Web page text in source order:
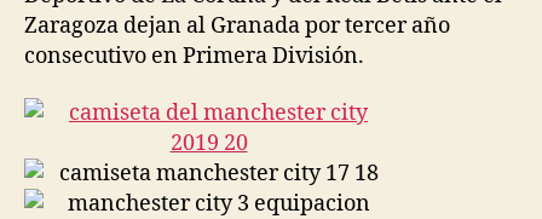
Zaragoza dejan al Granada por tercer año
consecutivo en Primera División.